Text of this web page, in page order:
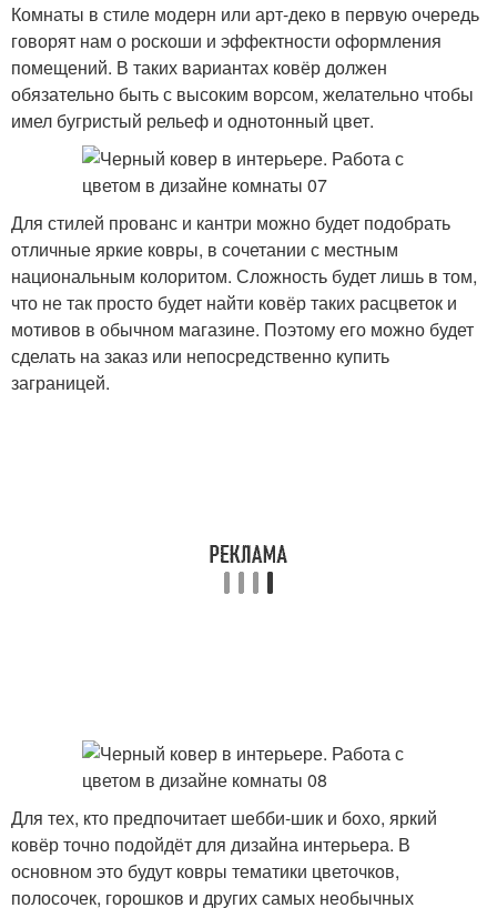
Комнаты в стиле модерн или арт-деко в первую очередь
говорят нам о роскоши и эффектности оформления
помещений. В таких вариантах ковёр должен
обязательно быть с высоким ворсом, желательно чтобы
имел бугристый рельеф и однотонный цвет.
Для стилей прованс и кантри можно будет подобрать
отличные яркие ковры, в сочетании с местным
национальным колоритом. Сложность будет лишь в том,
что не так просто будет найти ковёр таких расцветок и
мотивов в обычном магазине. Поэтому его можно будет
сделать на заказ или непосредственно купить
заграницей.
Для тех, кто предпочитает шебби-шик и бохо, яркий
ковёр точно подойдёт для дизайна интерьера. В
основном это будут ковры тематики цветочков,
полосочек, горошков и других самых необычных